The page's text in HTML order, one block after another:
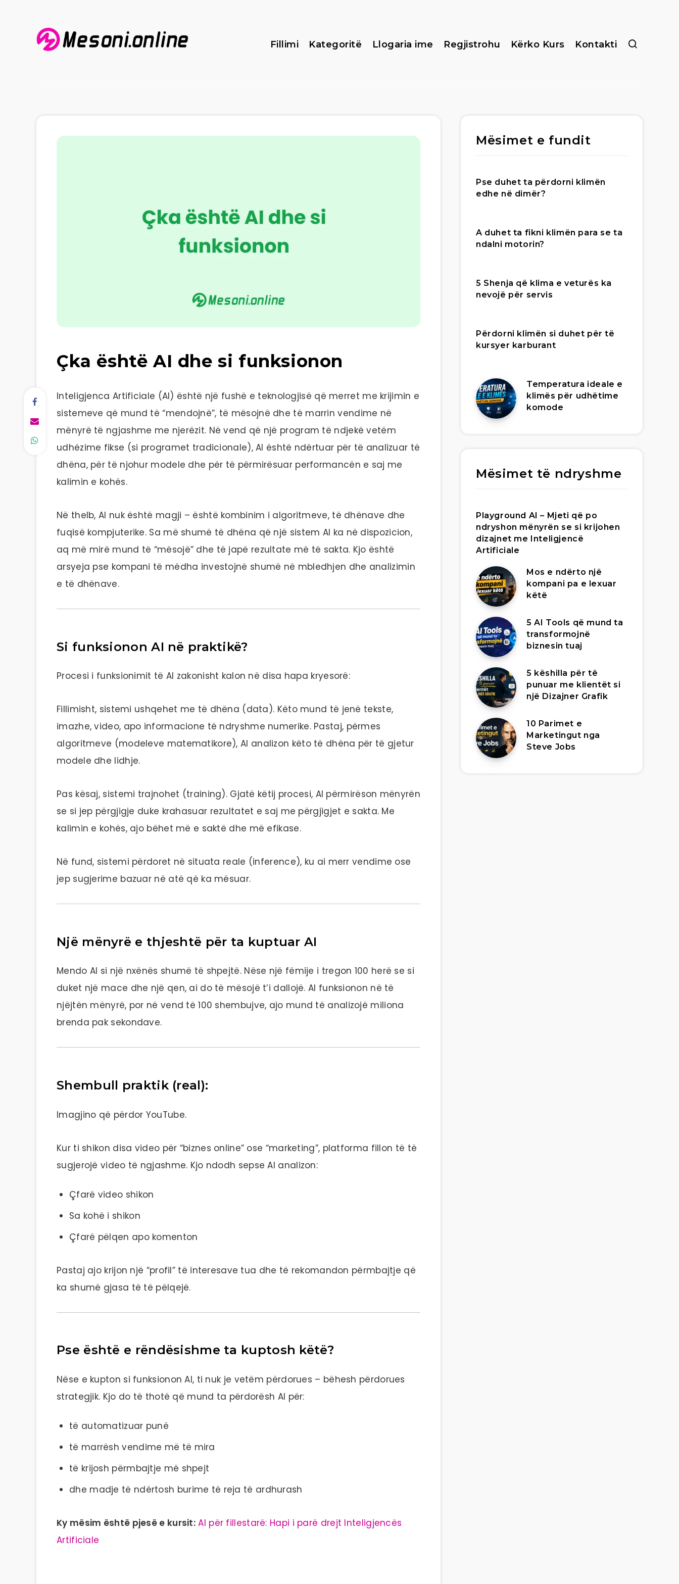
Fillimi Kategoritë Llogaria ime Regjistrohu Kërko Kurs Kontakti
Çka është AI dhe si funksionon
Inteligjenca Artificiale (AI) është një fushë e teknologjisë që merret me krijimin e
sistemeve që mund të “mendojnë”, të mësojnë dhe të marrin vendime në
mënyrë të ngjashme me njerëzit. Në vend që një program të ndjekë vetëm
udhëzime fikse (si programet tradicionale), AI është ndërtuar për të analizuar të
dhëna, për të njohur modele dhe për të përmirësuar performancën e saj me
kalimin e kohës.
Në thelb, AI nuk është magji – është kombinim i algoritmeve, të dhënave dhe
fuqisë kompjuterike. Sa më shumë të dhëna që një sistem AI ka në dispozicion,
aq më mirë mund të “mësojë” dhe të japë rezultate më të sakta. Kjo është
arsyeja pse kompani të mëdha investojnë shumë në mbledhjen dhe analizimin
e të dhënave.
Si funksionon AI në praktikë?
Procesi i funksionimit të AI zakonisht kalon në disa hapa kryesorë:
Fillimisht, sistemi ushqehet me të dhëna (data). Këto mund të jenë tekste,
imazhe, video, apo informacione të ndryshme numerike. Pastaj, përmes
algoritmeve (modeleve matematikore), AI analizon këto të dhëna për të gjetur
modele dhe lidhje.
Pas kësaj, sistemi trajnohet (training). Gjatë këtij procesi, AI përmirëson mënyrën
se si jep përgjigje duke krahasuar rezultatet e saj me përgjigjet e sakta. Me
kalimin e kohës, ajo bëhet më e saktë dhe më efikase.
Në fund, sistemi përdoret në situata reale (inference), ku ai merr vendime ose
jep sugjerime bazuar në atë që ka mësuar.
Një mënyrë e thjeshtë për ta kuptuar AI
Mendo AI si një nxënës shumë të shpejtë. Nëse një fëmije i tregon 100 herë se si
duket një mace dhe një qen, ai do të mësojë t’i dallojë. AI funksionon në të
njëjtën mënyrë, por në vend të 100 shembujve, ajo mund të analizojë miliona
brenda pak sekondave.
Shembull praktik (real):
Imagjino që përdor YouTube.
Kur ti shikon disa video për “biznes online” ose “marketing”, platforma fillon të të
sugjerojë video të ngjashme. Kjo ndodh sepse AI analizon:
Çfarë video shikon
Sa kohë i shikon
Çfarë pëlqen apo komenton
Pastaj ajo krijon një “profil” të interesave tua dhe të rekomandon përmbajtje që
ka shumë gjasa të të pëlqejë.
Pse është e rëndësishme ta kuptosh këtë?
Nëse e kupton si funksionon AI, ti nuk je vetëm përdorues – bëhesh përdorues
strategjik. Kjo do të thotë që mund ta përdorësh AI për:
të automatizuar punë
të marrësh vendime më të mira
të krijosh përmbajtje më shpejt
dhe madje të ndërtosh burime të reja të ardhurash
Ky mësim është pjesë e kursit: AI për fillestarë: Hapi i parë drejt Inteligjencës
Artificiale
Mësimet e fundit
Pse duhet ta përdorni klimën
edhe në dimër?
A duhet ta fikni klimën para se ta
ndalni motorin?
5 Shenja që klima e veturës ka
nevojë për servis
Përdorni klimën si duhet për të
kursyer karburant
Temperatura ideale e
klimës për udhëtime
komode
Mësimet të ndryshme
Playground AI – Mjeti që po
ndryshon mënyrën se si krijohen
dizajnet me Inteligjencë
Artificiale
Mos e ndërto një
kompani pa e lexuar
këtë
5 AI Tools që mund ta
transformojnë
biznesin tuaj
5 këshilla për të
punuar me klientët si
një Dizajner Grafik
10 Parimet e
Marketingut nga
Steve Jobs